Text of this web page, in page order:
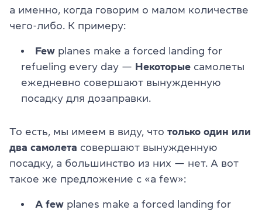
а именно, когда говорим о малом количестве
чего-либо. К примеру:
Few planes make a forced landing for
refueling every day — Некоторые самолеты
ежедневно совершают вынужденную
посадку для дозаправки.
То есть, мы имеем в виду, что только один или
два самолета совершают вынужденную
посадку, а большинство из них — нет. А вот
такое же предложение с «a few»:
A few planes make a forced landing for